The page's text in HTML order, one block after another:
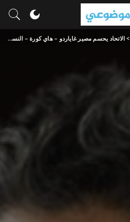
>الاتحاد يحسم مصير غاياردو – هاي كورة – النسخة السعودية